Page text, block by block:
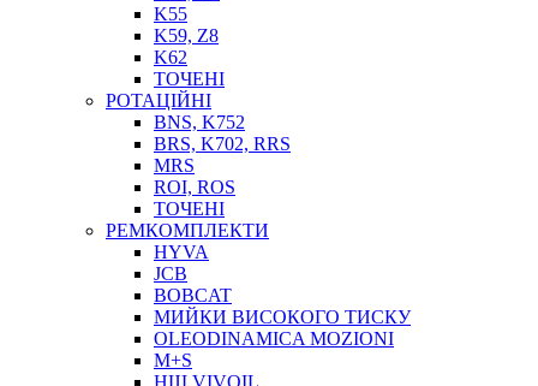
ТОСОЛ, АНТИФРИЗ
ОЛИВА-ПАЛИВО
ПОВІТРЯ-ВОДА
ДЛЯ ЗВАРЮВАННЯ
НАПІРНО-ВСМОКТУЮЧІ
K55
K59, Z8
K62
ТОЧЕНІ
РОТАЦІЙНІ
BNS, K752
BRS, K702, RRS
MRS
ROI, ROS
ТОЧЕНІ
РЕМКОМПЛЕКТИ
HYVA
JCB
BOBCAT
МИЙКИ ВИСОКОГО ТИСКУ
OLEODINAMICA MOZIONI
M+S
НШ VIVOIL